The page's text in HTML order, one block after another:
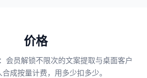
价格
会员解锁不限次的文案提取与桌面客户
成按量计费，用多少扣多少。